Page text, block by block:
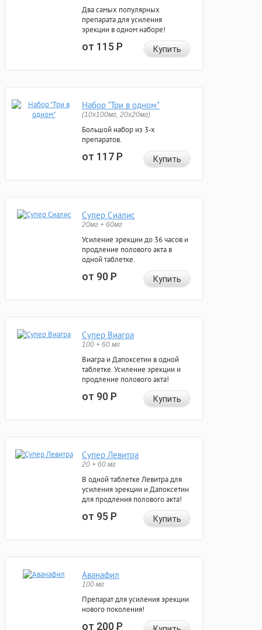
Два самых популярных
препарата для усиления
эрекции в одном наборе!
от 115Р Купить
Набор "Три в одном"
(10x100мг, 20x20мг)
Большой набор из 3-х
препаратов.
от 117Р Купить
Супер Сиалис
20мг + 60мг
Усиление эрекции до 36 часов и
продление полового акта в
одной таблетке.
от 90Р Купить
Супер Виагра
100 + 60 мг
Виагра и Дапоксетин в одной
таблетке. Усиление эрекции и
продление полового акта!
от 90Р Купить
Супер Левитра
20 + 60 мг
В одной таблетке Левитра для
усиления эрекции и Дапоксетин
для продления полового акта!
от 95Р Купить
Аванафил
100 мг
Препарат для усиления эрекции
нового поколения!
от 200Р